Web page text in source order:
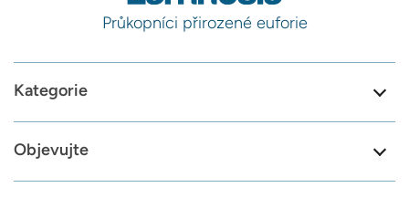
Průkopníci přirozené euforie
Kategorie
Objevujte